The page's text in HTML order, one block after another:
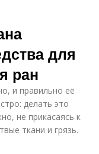
для
ран
и правильно её
делать это
не прикасаясь к
ткани и грязь.